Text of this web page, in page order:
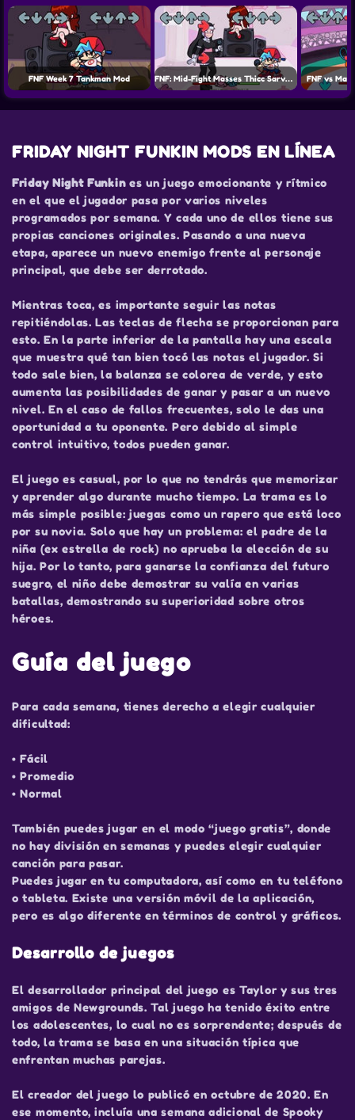
FNF Week 7 Tankman Mod FNF: Mid-Fight Masses Thicc Sarvente + Reanimated Ruv Mod FNF vs
FRIDAY NIGHT FUNKIN MODS EN LÍNEA
Friday Night Funkines un juego emocionante y rítmico
en el que el jugador pasa por varios niveles
programados por semana. Y cada uno de ellos tiene sus
propias canciones originales. Pasando a una nueva
etapa, aparece un nuevo enemigo frente al personaje
principal, que debe ser derrotado.
Mientras toca, es importante seguir las notas
repitiéndolas. Las teclas de flecha se proporcionan para
esto. En la parte inferior de la pantalla hay una escala
que muestra qué tan bien tocó las notas el jugador. Si
todo sale bien, la balanza se colorea de verde, y esto
aumenta las posibilidades de ganar y pasar a un nuevo
nivel. En el caso de fallos frecuentes, solo le das una
oportunidad a tu oponente. Pero debido al simple
control intuitivo, todos pueden ganar.
El juego es casual, por lo que no tendrás que memorizar
y aprender algo durante mucho tiempo. La trama es lo
más simple posible: juegas como un rapero que está loco
por su novia. Solo que hay un problema: el padre de la
niña (ex estrella de rock) no aprueba la elección de su
hija. Por lo tanto, para ganarse la confianza del futuro
suegro, el niño debe demostrar su valía en varias
batallas, demostrando su superioridad sobre otros
héroes.
Guía del juego
Para cada semana, tienes derecho a elegir cualquier
dificultad:
• Fácil
• Promedio
• Normal
También puedes jugar en el modo “juego gratis”, donde
no hay división en semanas y puedes elegir cualquier
canción para pasar.
Puedes jugar en tu computadora, así como en tu teléfono
o tableta. Existe una versión móvil de la aplicación,
pero es algo diferente en términos de control y gráficos.
Desarrollo de juegos
El desarrollador principal del juego es Taylor y sus tres
amigos de Newgrounds. Tal juego ha tenido éxito entre
los adolescentes, lo cual no es sorprendente; después de
todo, la trama se basa en una situación típica que
enfrentan muchas parejas.
El creador del juego lo publicó en octubre de 2020. En
ese momento, incluía una semana adicional de Spooky